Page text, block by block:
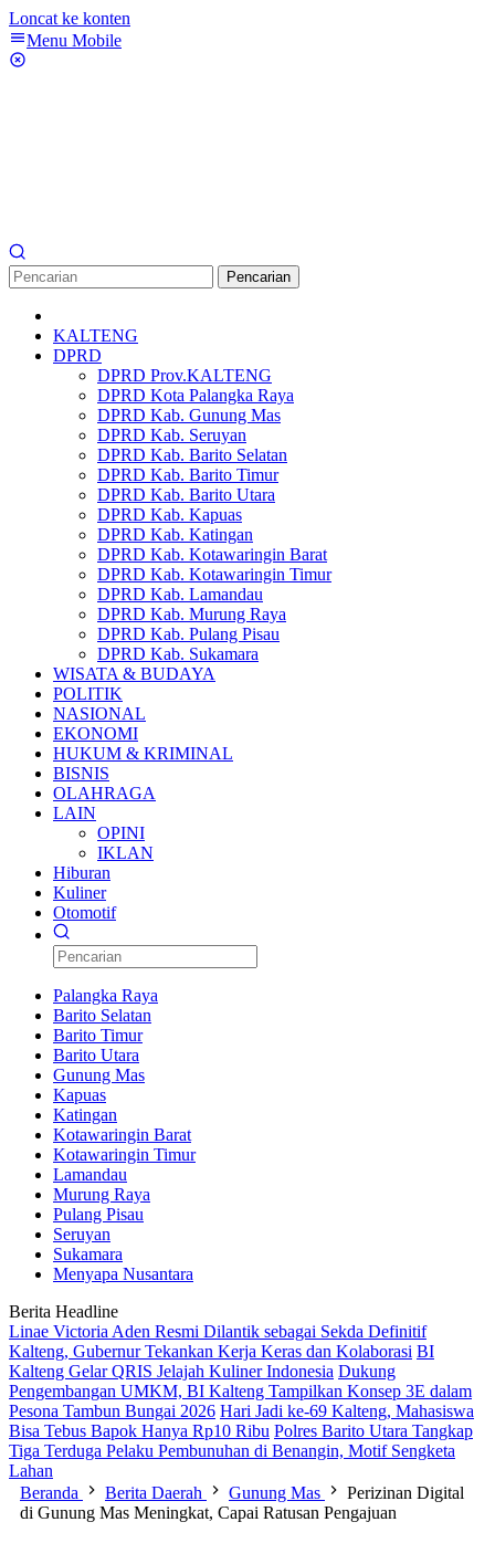
Loncat ke konten
Menu Mobile
Pencarian
KALTENG
DPRD
DPRD Prov.KALTENG
DPRD Kota Palangka Raya
DPRD Kab. Gunung Mas
DPRD Kab. Seruyan
DPRD Kab. Barito Selatan
DPRD Kab. Barito Timur
DPRD Kab. Barito Utara
DPRD Kab. Kapuas
DPRD Kab. Katingan
DPRD Kab. Kotawaringin Barat
DPRD Kab. Kotawaringin Timur
DPRD Kab. Lamandau
DPRD Kab. Murung Raya
DPRD Kab. Pulang Pisau
DPRD Kab. Sukamara
WISATA & BUDAYA
POLITIK
NASIONAL
EKONOMI
HUKUM & KRIMINAL
BISNIS
OLAHRAGA
LAIN
OPINI
IKLAN
Hiburan
Kuliner
Otomotif
Palangka Raya
Barito Selatan
Barito Timur
Barito Utara
Gunung Mas
Kapuas
Katingan
Kotawaringin Barat
Kotawaringin Timur
Lamandau
Murung Raya
Pulang Pisau
Seruyan
Sukamara
Menyapa Nusantara
Berita Headline
Linae Victoria Aden Resmi Dilantik sebagai Sekda Definitif
Kalteng, Gubernur Tekankan Kerja Keras dan Kolaborasi BI
Kalteng Gelar QRIS Jelajah Kuliner Indonesia Dukung
Pengembangan UMKM, BI Kalteng Tampilkan Konsep 3E dalam
Pesona Tambun Bungai 2026 Hari Jadi ke-69 Kalteng, Mahasiswa
Bisa Tebus Bapok Hanya Rp10 Ribu Polres Barito Utara Tangkap
Tiga Terduga Pelaku Pembunuhan di Benangin, Motif Sengketa
Lahan
Beranda
Berita Daerah Gunung Mas
Perizinan Digital
di Gunung Mas Meningkat, Capai Ratusan Pengajuan